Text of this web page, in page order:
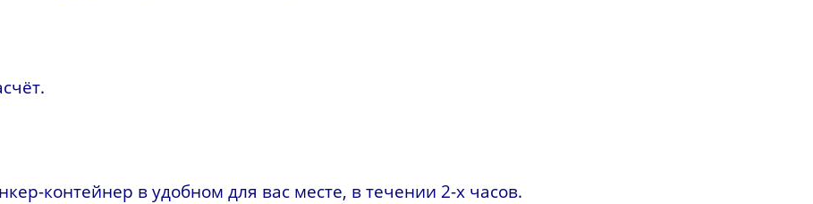
контейнер в удобном для вас месте, в течении 2-х часов.